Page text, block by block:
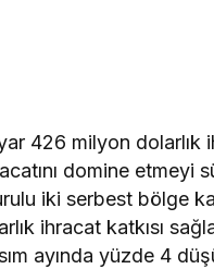
426 milyon dolarlık
domine etmeyi
iki serbest bölge
ihracat katkısı
ayında yüzde 4